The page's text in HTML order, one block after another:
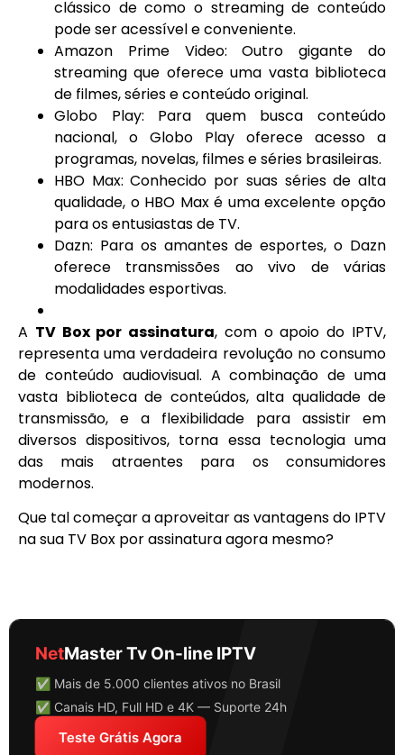
clássico de como o streaming de conteúdo
pode ser acessível e conveniente.
Amazon Prime Video: Outro gigante do
streaming que oferece uma vasta biblioteca
de filmes, séries e conteúdo original.
Globo Play: Para quem busca conteúdo
nacional, o Globo Play oferece acesso a
programas, novelas, filmes e séries brasileiras.
HBO Max: Conhecido por suas séries de alta
qualidade, o HBO Max é uma excelente opção
para os entusiastas de TV.
Dazn: Para os amantes de esportes, o Dazn
oferece transmissões ao vivo de várias
modalidades esportivas.
A TV Box por assinatura, com o apoio do IPTV,
representa uma verdadeira revolução no consumo
de conteúdo audiovisual. A combinação de uma
vasta biblioteca de conteúdos, alta qualidade de
transmissão, e a flexibilidade para assistir em
diversos dispositivos, torna essa tecnologia uma
das mais atraentes para os consumidores
modernos.
Que tal começar a aproveitar as vantagens do IPTV
na sua TV Box por assinatura agora mesmo?
NetMaster Tv On-line IPTV
✅ Mais de 5.000 clientes ativos no Brasil
✅ Canais HD, Full HD e 4K — Suporte 24h
Teste Grátis Agora